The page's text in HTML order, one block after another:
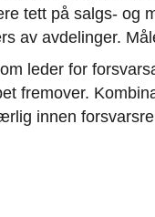
tett på salgs- og
av avdelinger.
leder for
fremover.
innen